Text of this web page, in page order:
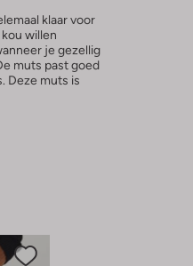
klaar voor
willen
je gezellig
muts past goed
Deze muts is